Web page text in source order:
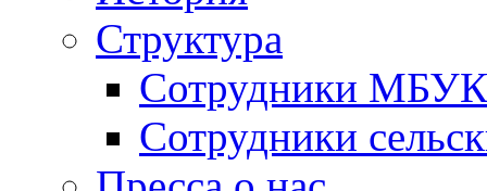
Структура
Сотрудники
Сотрудники